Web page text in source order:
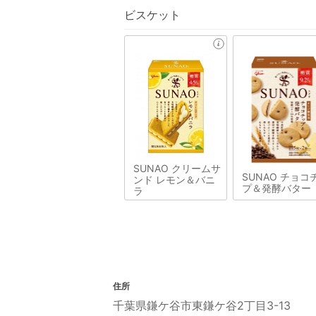
ビスケット
SUNAO クリームサ
ンド レモン＆バニ
ラ
SUNAO チョコ
プ＆発酵バター
住所
千葉県鎌ケ谷市東鎌ケ谷2丁目3-13